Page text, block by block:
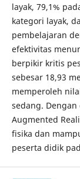
layak, 79,1%
kategori layak,
pembelajaran
efektivitas
berpikir kritis
sebesar 18,93
memperoleh
sedang.
Augmented
fisika dan
peserta didik